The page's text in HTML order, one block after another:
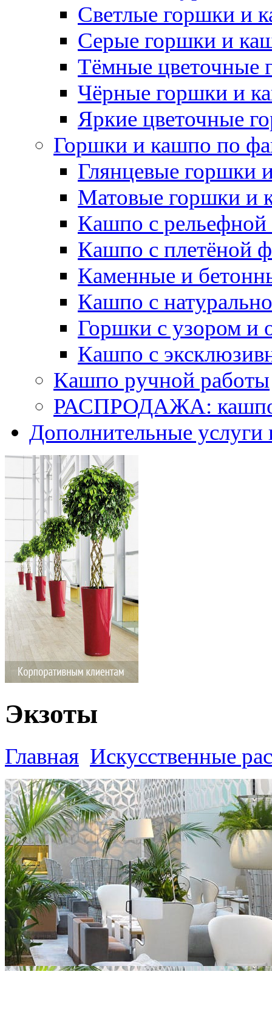
Светлые горшки и
Серые горшки и
Тёмные цветочные
Чёрные горшки и
Яркие цветочные
Горшки и кашпо по
Глянцевые горшки
Матовые горшки и
Кашпо с рельефной
Кашпо с плетёной
Каменные и
Кашпо с
Горшки с узором и
Кашпо с
Кашпо ручной работы
РАСПРОДАЖА: кашпо
Дополнительные услуги
Экзоты
Главная Искусственные